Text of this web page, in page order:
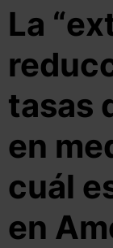
La
tasas
en
cuál
en